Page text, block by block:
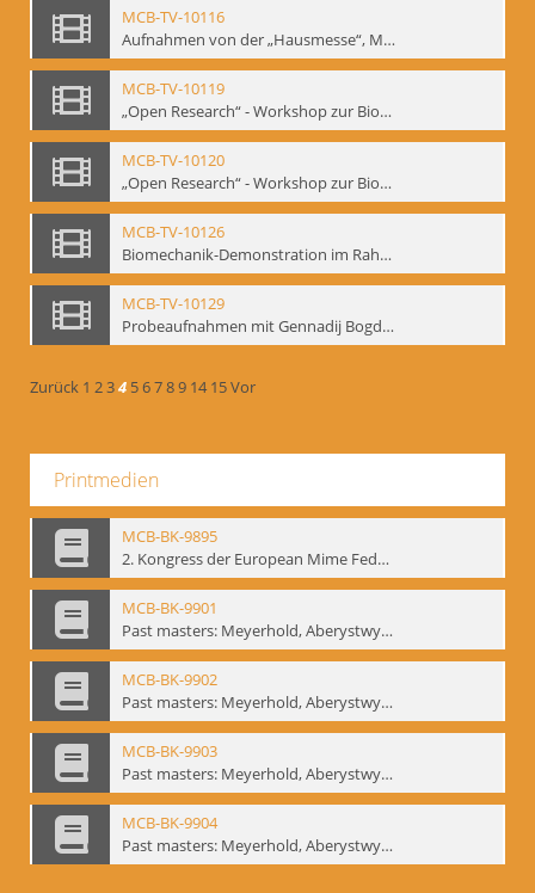
MCB-TV-10116
Aufnahmen von der „Hausmesse“, Mime Centrum Berlin, 1994. Ausstellung und Veranstaltungsreihe anlässlich des 120. Geburtstages von W. E. Meyerhold im Mime Centrum Berlin, Februar 1994 (Bd.3) - Interne Signatur: BM-vid-23
MCB-TV-10119
„Open Research“ - Workshop zur Biomechanik, 10.-14.05.1994 im Mime Centrum Berlin (Bd.1). - Interne Signatur: BM-vid-26
MCB-TV-10120
„Open Research“ - Workshop zur Biomechanik, 10.-14.05.1994 im Mime Centrum Berlin (Bd.2). - Interne Signatur: BM-vid-27
MCB-TV-10126
Biomechanik-Demonstration im Rahmen vom 2. Kongress der European Mime Federation: „Rekonstruktion/Innovation“, Berlin Mai 1993 - Interne Signatur: BM-vid-36
MCB-TV-10129
Probeaufnahmen mit Gennadij Bogdanow und Demonstrationsvortrag im Berliner Ensemble, 04.10.1991, Ausschnitt 2 - Interne Signatur: BM-vid-45_A2
Zurück 1 234 56789 14 15Vor
Printmedien
MCB-BK-9895
2. Kongress der European Mime Federation: „Rekonstruktion/Innovation“, Berlin Mai 1993 - interne Signatur: BM-prt-90-1
MCB-BK-9901
Past masters: Meyerhold, Aberystwyth, 27.-29.10.1995 - interne Signatur: BM-prt-94-1
MCB-BK-9902
Past masters: Meyerhold, Aberystwyth, 27.-29.10.1995 - interne Signatur: BM-prt-94-2
MCB-BK-9903
Past masters: Meyerhold, Aberystwyth, 27.-29.10.1995 - interne Signatur: BM-prt-94-3
MCB-BK-9904
Past masters: Meyerhold, Aberystwyth, 27.-29.10.1995 - interne Signatur: BM-prt-94-4